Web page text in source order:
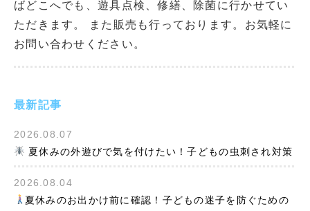
最新記事
2026.08.07
夏休みの外遊びで気を付けたい！子どもの虫刺され対策
2026.08.04
夏休みのお出かけ前に確認！子どもの迷子を防ぐための
ばどこへでも、遊具点検、修繕、除菌に行かせてい
ただきます。 また販売も行っております。お気軽に
お問い合わせください。